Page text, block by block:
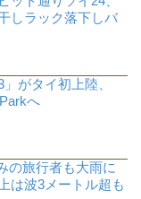
しラック落下しバ
がタイ初上陸、
へ
の旅行者も大雨に
は波3メートル超も